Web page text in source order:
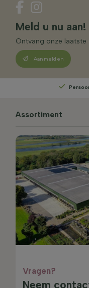
Meld u nu aan!
Ontvang onze laatste
Aanmelden
Assortiment
Vragen?
Neem